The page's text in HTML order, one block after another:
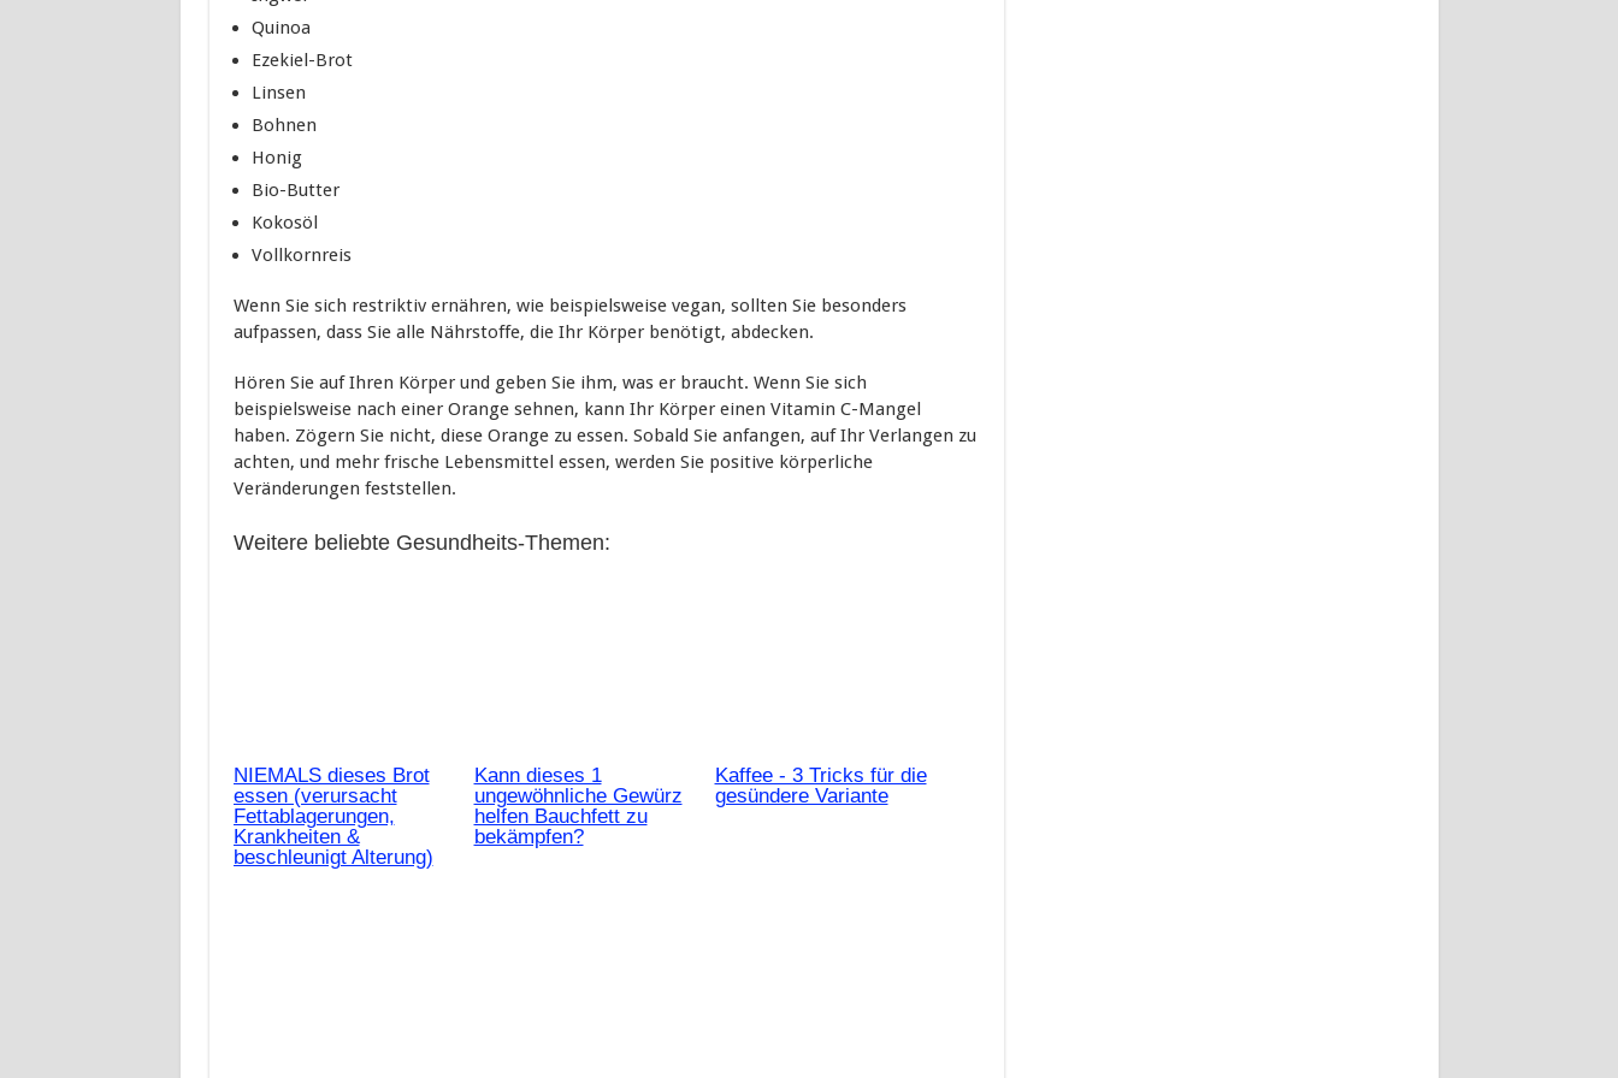
Quinoa
Ezekiel-Brot
Linsen
Bohnen
Honig
Bio-Butter
Kokosöl
Vollkornreis
Wenn Sie sich restriktiv ernähren, wie beispielsweise vegan, sollten Sie besonders
aufpassen, dass Sie alle Nährstoffe, die Ihr Körper benötigt, abdecken.
Hören Sie auf Ihren Körper und geben Sie ihm, was er braucht. Wenn Sie sich
beispielsweise nach einer Orange sehnen, kann Ihr Körper einen Vitamin C-Mangel
haben. Zögern Sie nicht, diese Orange zu essen. Sobald Sie anfangen, auf Ihr Verlangen zu
achten, und mehr frische Lebensmittel essen, werden Sie positive körperliche
Veränderungen feststellen.
Weitere beliebte Gesundheits-Themen:
NIEMALS dieses Brot
essen (verursacht
Fettablagerungen,
Krankheiten &
beschleunigt Alterung)
Kann dieses 1
ungewöhnliche Gewürz
helfen Bauchfett zu
bekämpfen?
Kaffee - 3 Tricks für die
gesündere Variante